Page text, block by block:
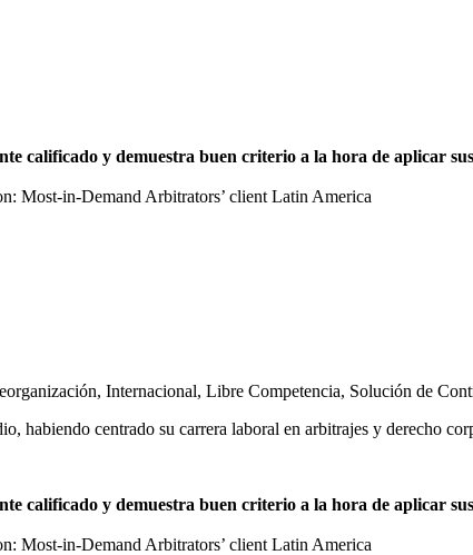
calificado y demuestra buen criterio a la hora de aplicar
Most-in-Demand Arbitrators’ client Latin America
, Internacional, Libre Competencia, Solución de
habiendo centrado su carrera laboral en arbitrajes y derecho
calificado y demuestra buen criterio a la hora de aplicar
Most-in-Demand Arbitrators’ client Latin America